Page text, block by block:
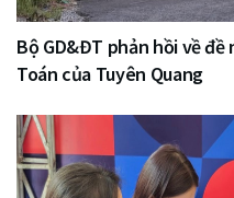
Bộ GD&ĐT phản hồi về
Toán của Tuyên Quang